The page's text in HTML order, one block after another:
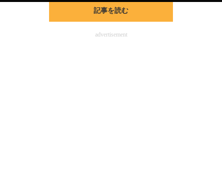
注目記事を集めた総合ページ
記事を読む
advertisement